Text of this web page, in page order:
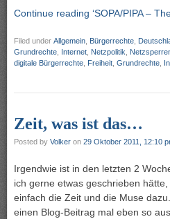
Continue reading ‘SOPA/PIPA –
Filed under Allgemein Bürgerrechte
Grundrechte
Internet Netzpolitik
digitale Bürgerrechte
Freiheit Grundrechte
Zeit, was ist das…
Posted by Volker on 29 Oktober 2011, 12:10
Irgendwie ist in den letzten 2
ich gerne etwas geschrieben
einfach die Zeit und die Muse
einen Blog-Beitrag mal eben so